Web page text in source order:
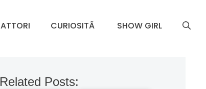
ATTORI CURIOSITÃ SHOW GIRL
Related Posts: